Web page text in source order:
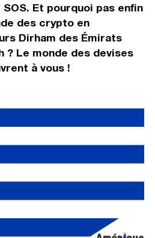
SOS. Et pourquoi pas enfin
des crypto en
Dirham des Émirats
? Le monde des devises
à vous !